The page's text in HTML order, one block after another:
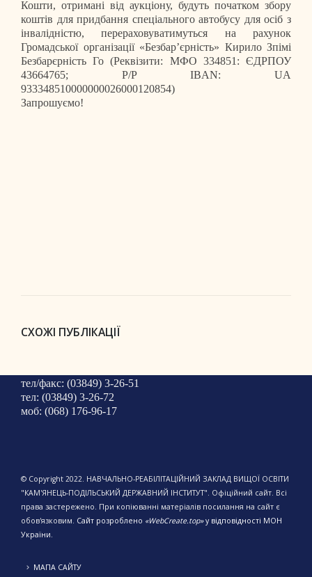
Кошти, отримані від аукціону, будуть початком збору
коштів для придбання спеціального автобусу для осіб з
інвалідністю, перераховуватимуться на рахунок
Громадської організації «Безбар’єрність» Кирило Зпімі
Безбарєрність Го (Реквізити: МФО 334851: ЄДРПОУ
43664765; Р/Р IBAN: UA
933348510000000026000120854)
Запрошуємо!
СХОЖІ ПУБЛІКАЦІЇ
тел/факс: (03849) 3-26-51
тел: (03849) 3-26-72
моб: (068) 176-96-17
© Copyright 2022. НАВЧАЛЬНО-РЕАБІЛІТАЦІЙНИЙ ЗАКЛАД ВИЩОЇ ОСВІТИ
"КАМ'ЯНЕЦЬ-ПОДІЛЬСЬКИЙ ДЕРЖАВНИЙ ІНСТИТУТ". Офіційний сайт. Всі
права застережено. При копіюванні матеріалів посилання на сайт є
обов'язковим. Сайт розроблено «WebCreate.top»у відповідності МОН
України.
МАПА САЙТУ